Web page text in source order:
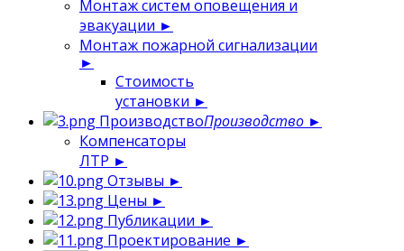
Монтаж систем оповещения и
эвакуации ►
Монтаж пожарной сигнализации
►
Стоимость
установки ►
ПроизводствоПроизводство ►
Компенсаторы
ЛТР ►
Отзывы ►
Цены ►
Публикации ►
Проектирование ►